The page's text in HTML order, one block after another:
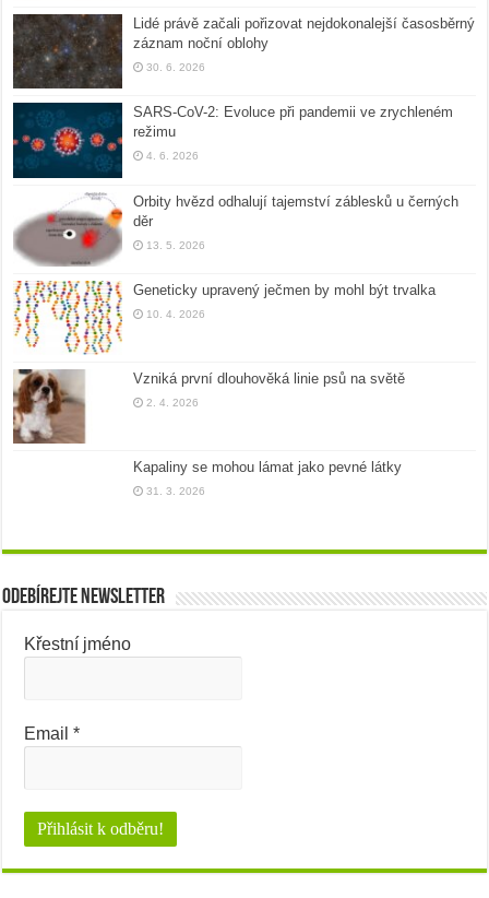
Lidé právě začali pořizovat nejdokonalejší časosběrný
záznam noční oblohy
30. 6. 2026
SARS-CoV-2: Evoluce při pandemii ve zrychleném
režimu
4. 6. 2026
Orbity hvězd odhalují tajemství záblesků u černých
děr
13. 5. 2026
Geneticky upravený ječmen by mohl být trvalka
10. 4. 2026
Vzniká první dlouhověká linie psů na světě
2. 4. 2026
Kapaliny se mohou lámat jako pevné látky
31. 3. 2026
Odebírejte newsletter
Křestní jméno
Email*